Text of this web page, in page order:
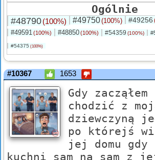
Ogólnie
#48790(100%) #49750(100%) #49256
#49591(100%) #48850(100%) #54359 (100%)
#54375 (100%)
#10367 1653
Gdy zacząłem
chodzić z
dziewczyną
po którejś
jej domu gdy
kuchni sam na sam z